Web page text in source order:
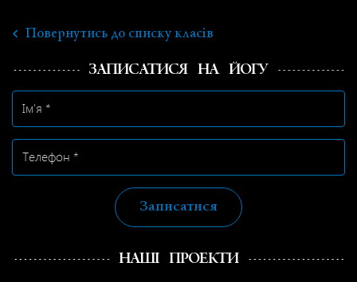
Повернутись до списку класів
ЗАПИСАТИСЯ НА ЙОГУ
Записатися
НАШІ ПРОЕКТИ